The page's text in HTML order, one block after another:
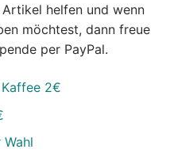
helfen und wenn
möchtest, dann freue
per PayPal.
2€